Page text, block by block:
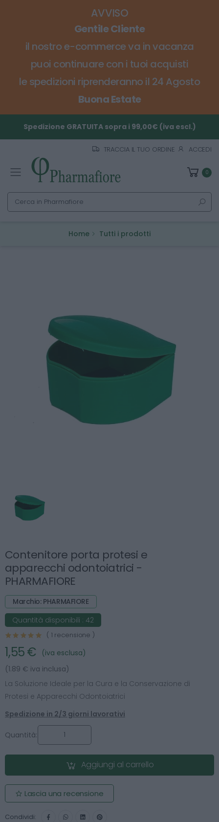
AVVISO
Gentile Cliente
il nostro e-commerce va in vacanza
puoi continuare con i tuoi acquisti
le spedizioni riprenderanno il 24 Agosto
Buona Estate
Spedizione GRATUITA sopra i 99,00€ (iva escl.)
TRACCIA IL TUO ORDINE ACCEDI
Toggle mobile menu 0
Cerca
Home Tutti i prodotti
Contenitore porta protesi e
apparecchi odontoiatrici -
PHARMAFIORE
Marchio: PHARMAFIORE
Quantità disponibili : 42
( 1 recensione )
1,55 €
(iva esclusa)
(1.89 € iva inclusa)
La Soluzione Ideale per la Cura e la Conservazione di
Protesi e Apparecchi Odontoiatrici
Spedizione in 2/3 giorni lavorativi
Quantità:
Aggiungi al carrello
Lascia una recensione
Condividi: